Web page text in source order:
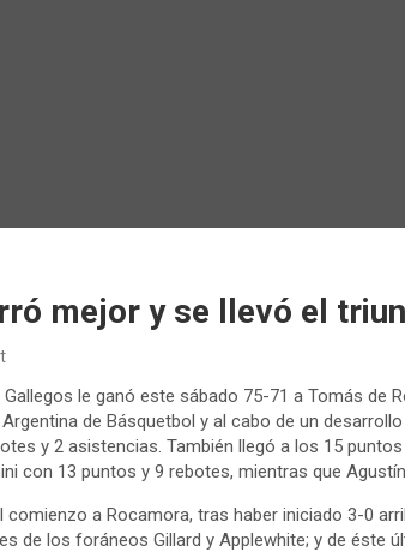
mejor y se llevó el
le ganó este sábado 75-71 a Tomás de
de Básquetbol y al cabo de un
y 2 asistencias. También llegó a los 15
con 13 puntos y 9 rebotes, mientras que
comienzo a Rocamora, tras haber iniciado 3-0
de los foráneos Gillard y Applewhite; y de éste